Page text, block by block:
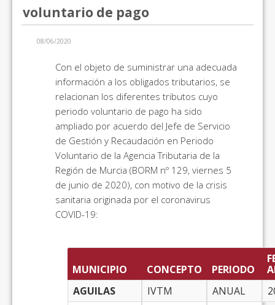
voluntario de pago
08/06/2020
Con el objeto de suministrar una adecuada
información a los obligados tributarios, se
relacionan los diferentes tributos cuyo
periodo voluntario de pago ha sido
ampliado por acuerdo del Jefe de Servicio
de Gestión y Recaudación en Periodo
Voluntario de la Agencia Tributaria de la
Región de Murcia (BORM nº 129, viernes 5
de junio de 2020), con motivo de la crisis
sanitaria originada por el coronavirus
COVID-19:
MUNICIPIO CONCEPTO PERIODO
AGUILAS
IVTM ANUAL